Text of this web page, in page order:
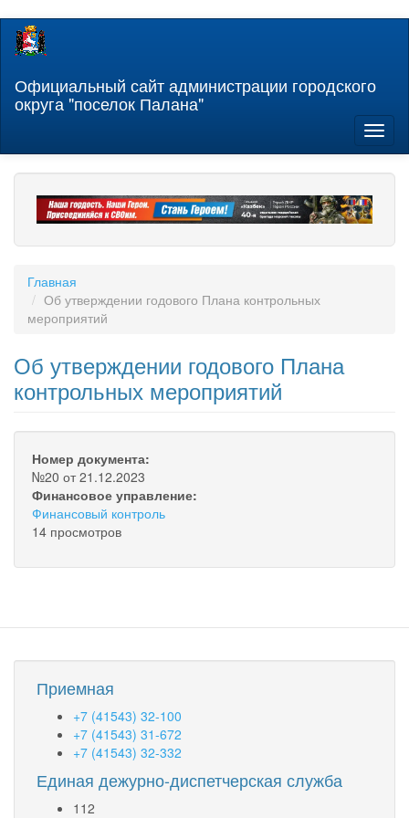
Перейти
содержанию
Официальный сайт администрации городского
округа "поселок Палана"
Главная
Об утверждении годового Плана контрольных
мероприятий
Об утверждении годового Плана
контрольных мероприятий
Номер документа:
№20 от 21.12.2023
Финансовое управление:
Финансовый контроль
14 просмотров
Приемная
+7 (41543) 32-100
+7 (41543) 31-672
+7 (41543) 32-332
Единая дежурно-диспетчерская служба
112